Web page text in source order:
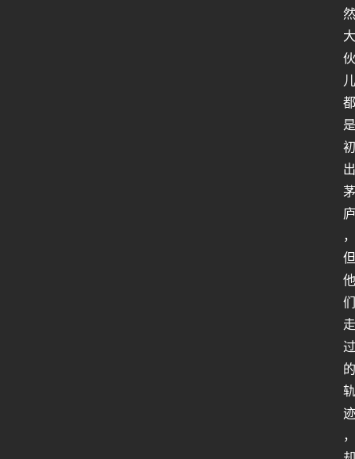
然
大
伙
儿
都
是
初
出
茅
庐
，
但
他
们
走
过
的
轨
迹
，